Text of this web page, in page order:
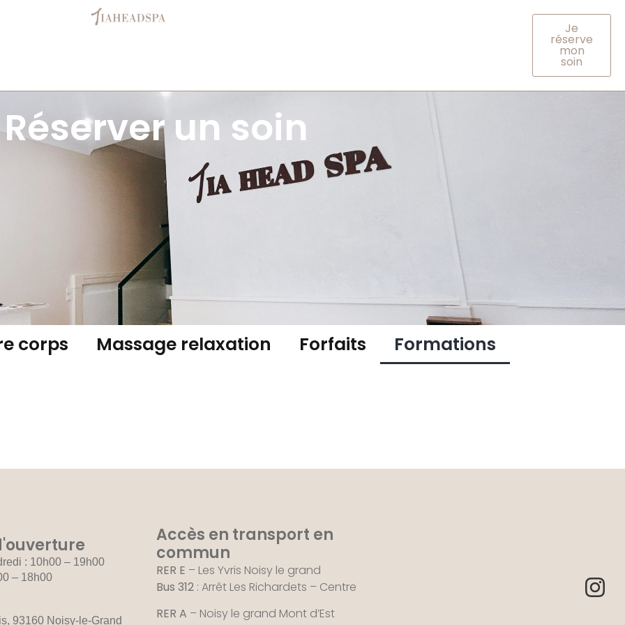
Je
réserve
mon
soin
Réserver un soin
corps Massage relaxation Forfaits Formations
: 10h00 – 19h00
– 18h00
93160 Noisy-le-Grand
Accès en transport en
commun
RER E – Les Yvris Noisy le grand
Bus 312 : Arrêt Les Richardets – Centre
RER A – Noisy le grand Mont d’Est